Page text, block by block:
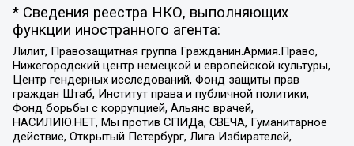
* Сведения реестра НКО, выполняющих
функции иностранного агента:
Лилит, Правозащитная группа Гражданин.Армия.Право,
Нижегородский центр немецкой и европейской культуры,
Центр гендерных исследований, Фонд защиты прав
граждан Штаб, Институт права и публичной политики,
Фонд борьбы с коррупцией, Альянс врачей,
НАСИЛИЮ.НЕТ, Мы против СПИДа, СВЕЧА, Гуманитарное
действие, Открытый Петербург, Лига Избирателей,